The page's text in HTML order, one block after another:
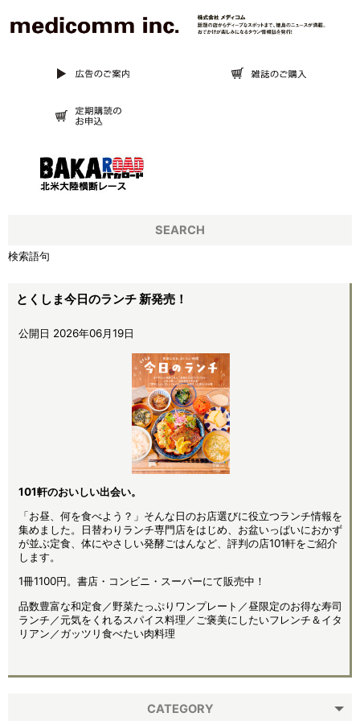
とくしま今日のランチ 新発売！
公開日 2026年06月19日
101軒のおいしい出会い。
「お昼、何を食べよう？」そんな日のお店選びに役立つランチ情報を
集めました。日替わりランチ専門店をはじめ、お盆いっぱいにおかず
が並ぶ定食、体にやさしい発酵ごはんなど、評判の店101軒をご紹介
します。
1冊1100円。書店・コンビニ・スーパーにて販売中！
品数豊富な和定食／野菜たっぷりワンプレート／昼限定のお得な寿司
ランチ／元気をくれるスパイス料理／ご褒美にしたいフレンチ＆イタ
リアン／ガッツリ食べたい肉料理
CATEGORY
SEARCH
検索語句